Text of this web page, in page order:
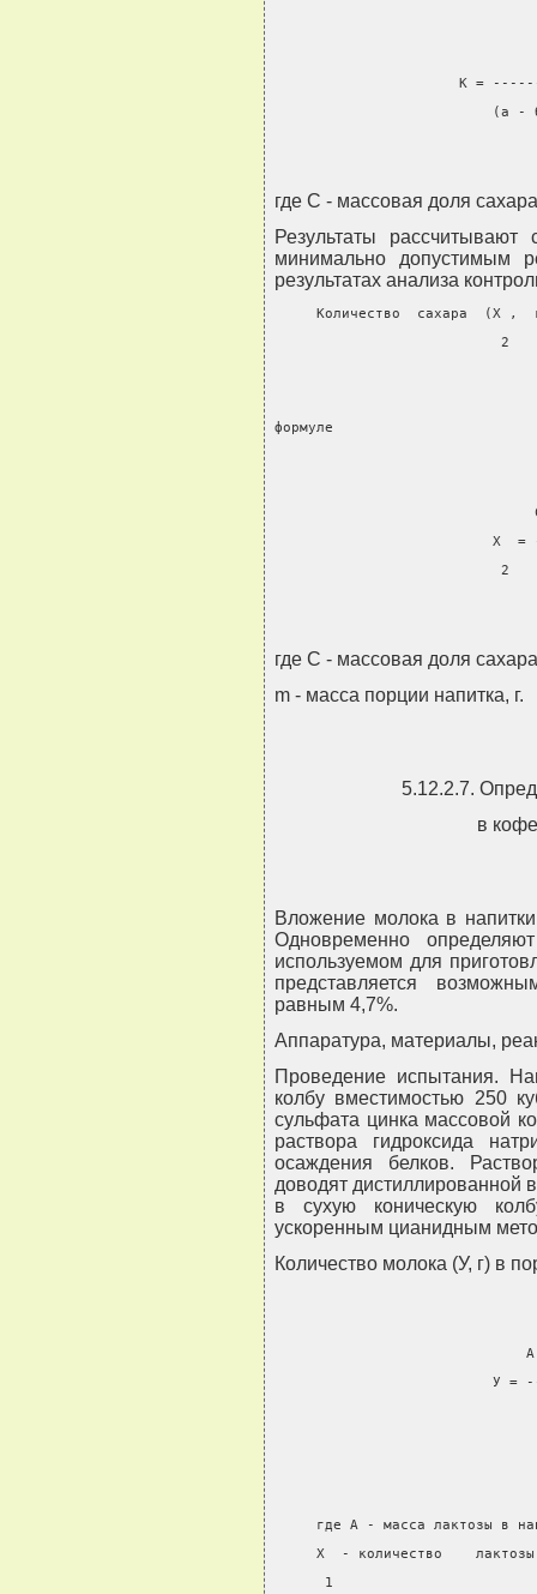
К =
(а -
где С - массовая доля
Результаты
минимально допустимым
результатах анализа
Количество  сахара  (X ,
                           2
формуле
X  =
2
где С - массовая доля
m - масса порции напитка, г.
5.12.2.7.
в
Вложение молока в
Одновременно
используемом для
представляется
равным 4,7%.
Аппаратура, материалы,
Проведение испытания.
колбу вместимостью 250
сульфата цинка массовой
раствора гидроксида
осаждения белков.
доводят дистиллированной
в сухую коническую
ускоренным цианидным
Количество молока (У, г) в
У =
где А - масса лактозы в
Х  - количество
      1